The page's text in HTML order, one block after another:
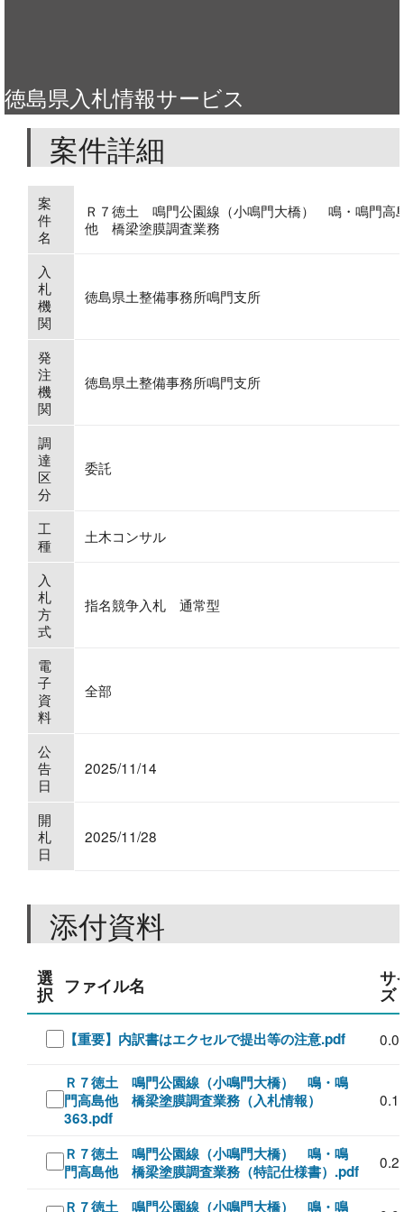
徳島県入札情報サービス
案件詳細
案
件
名
Ｒ７徳土 鳴門公園線（小鳴門大橋） 鳴・鳴門高
他 橋梁塗膜調査業務
入
札
機
関
徳島県土整備事務所鳴門支所
発
注
機
関
徳島県土整備事務所鳴門支所
調
達
区
分
委託
工
種
土木コンサル
入
札
方
式
指名競争入札 通常型
電
子
資
料
全部
公
告
日
2025/11/14
開
札
日
2025/11/28
添付資料
選
択 ファイル名 サ
ズ
【重要】内訳書はエクセルで提出等の注意.pdf
Ｒ７徳土 鳴門公園線（小鳴門大橋） 鳴・鳴
門高島他 橋梁塗膜調査業務（入札情報）
363.pdf
Ｒ７徳土 鳴門公園線（小鳴門大橋） 鳴・鳴
門高島他 橋梁塗膜調査業務（特記仕様書）.pdf
Ｒ７徳土 鳴門公園線（小鳴門大橋） 鳴・鳴